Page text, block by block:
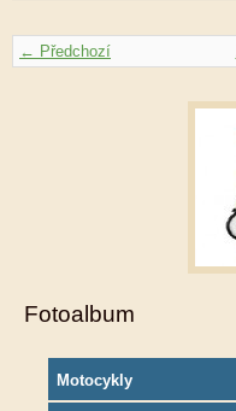
← Předchozí
Fotoalbum
Motocykly